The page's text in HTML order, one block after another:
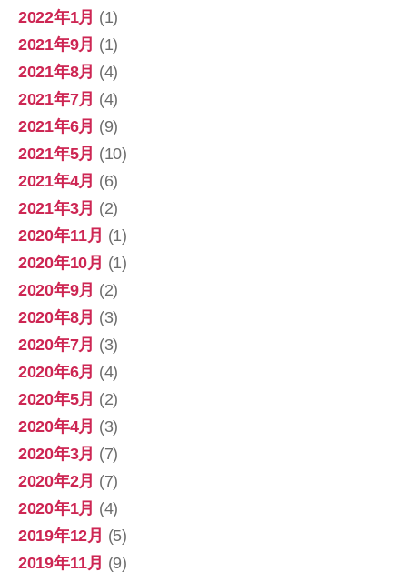
2022年1月 (1)
2021年9月 (1)
2021年8月 (4)
2021年7月 (4)
2021年6月 (9)
2021年5月 (10)
2021年4月 (6)
2021年3月 (2)
2020年11月 (1)
2020年10月 (1)
2020年9月 (2)
2020年8月 (3)
2020年7月 (3)
2020年6月 (4)
2020年5月 (2)
2020年4月 (3)
2020年3月 (7)
2020年2月 (7)
2020年1月 (4)
2019年12月 (5)
2019年11月 (9)